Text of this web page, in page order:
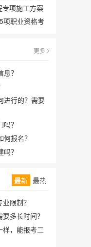
项施工方案
项职业资格考
更多
？
进行的？需要
？
报名？
？
最新 最热
限制？
多长时间？
样，能报考二